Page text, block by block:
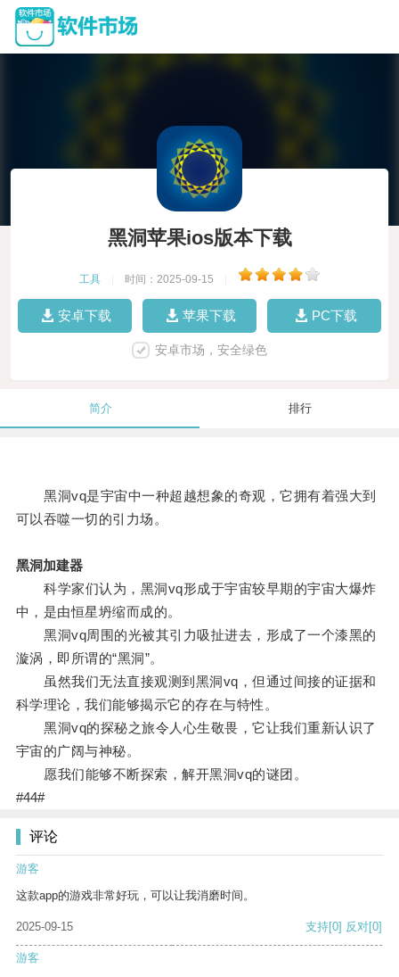
黑洞苹果ios版本下载
工具 时间：2025-09-15
安卓下载 苹果下载 PC下载
安卓市场，安全绿色
简介 排行
黑洞vq是宇宙中一种超越想象的奇观，它拥有着强大到
可以吞噬一切的引力场。
黑洞加建器
科学家们认为，黑洞vq形成于宇宙较早期的宇宙大爆炸
中，是由恒星坍缩而成的。
黑洞vq周围的光被其引力吸扯进去，形成了一个漆黑的
漩涡，即所谓的“黑洞”。
虽然我们无法直接观测到黑洞vq，但通过间接的证据和
科学理论，我们能够揭示它的存在与特性。
黑洞vq的探秘之旅令人心生敬畏，它让我们重新认识了
宇宙的广阔与神秘。
愿我们能够不断探索，解开黑洞vq的谜团。
#44#
评论
游客
这款app的游戏非常好玩，可以让我消磨时间。
2025-09-15 支持[0] 反对[0]
游客